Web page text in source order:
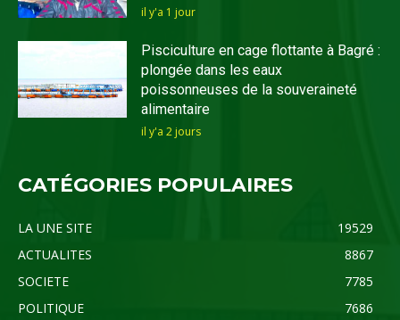
il y'a 1 jour
Pisciculture en cage flottante à Bagré :
plongée dans les eaux
poissonneuses de la souveraineté
alimentaire
il y'a 2 jours
CATÉGORIES POPULAIRES
LA UNE SITE
19529
ACTUALITES
8867
SOCIETE
7785
POLITIQUE
7686